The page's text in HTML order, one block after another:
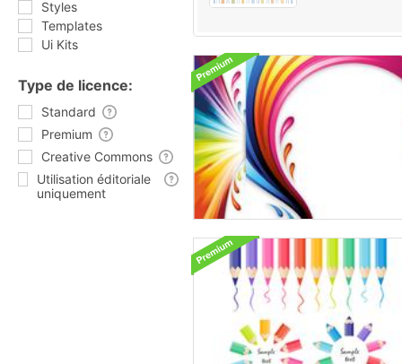
Styles
Templates
Ui Kits
Type de licence:
Standard
Premium
Creative Commons
Utilisation éditoriale
uniquement